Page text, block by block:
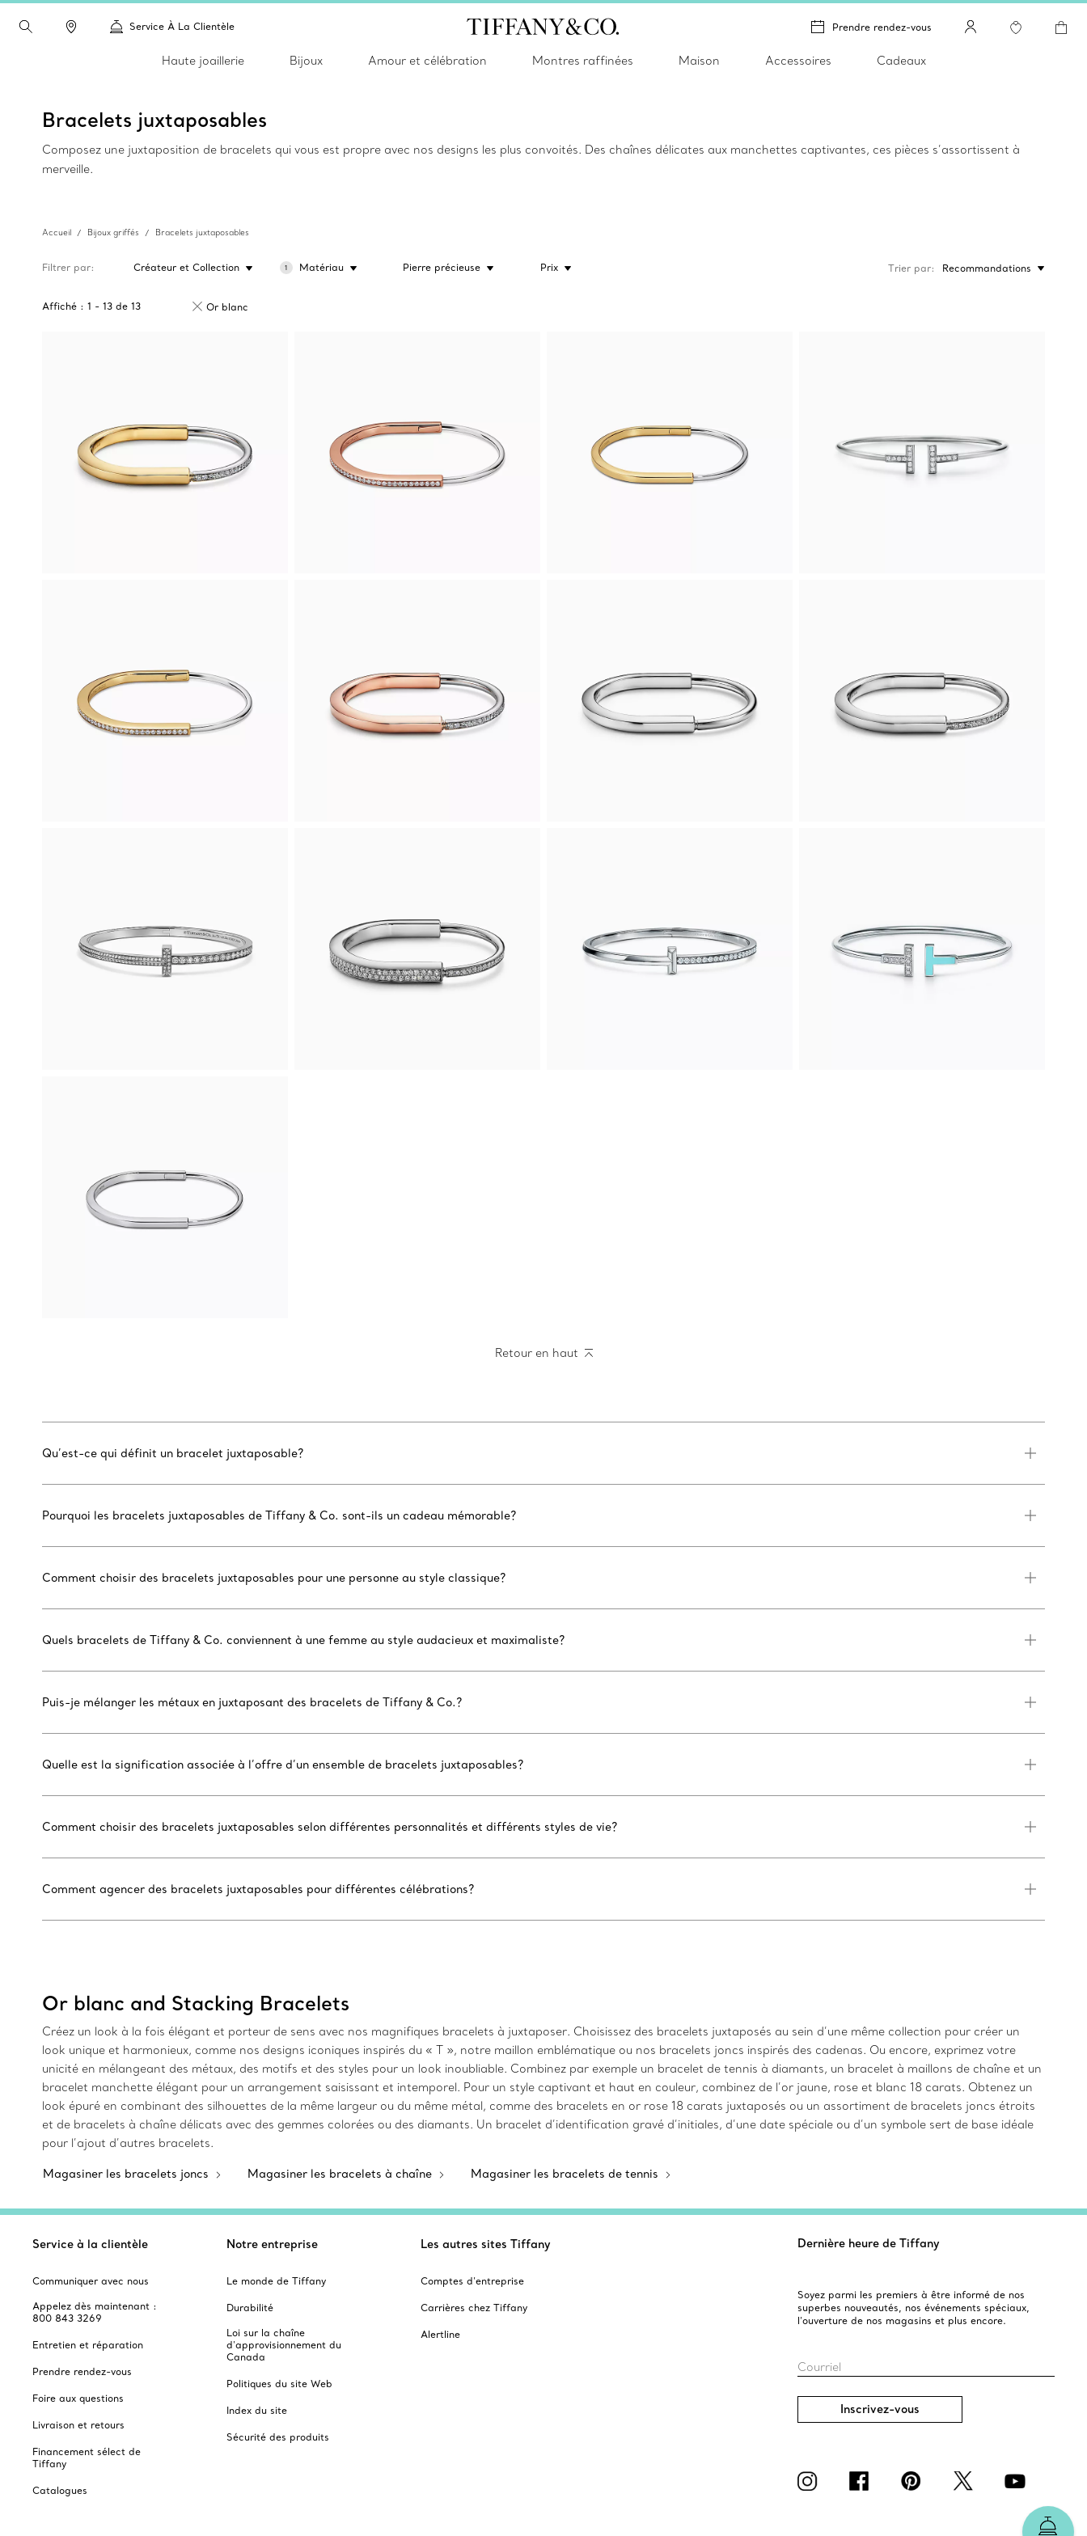
Service À La Clientèle Prendre rendez-vous
Haute joaillerie Bijoux Amour et célébration Montres raffinées Maison Accessoires Cadeaux
Bracelets juxtaposables
Composez une juxtaposition de bracelets qui vous est propre avec nos designs les plus convoités. Des chaînes délicates aux manchettes captivantes, ces pièces s’assortissent à
merveille.
Accueil Bijoux griffés Bracelets juxtaposables
Filtrer par Créateur et Collection 1 Matériau Pierre précieuse Prix
Affiché : 1 - 13 de 13 Or blanc
Trier par Recommandations
Retour en haut
Qu’est-ce qui définit un bracelet juxtaposable?
Pourquoi les bracelets juxtaposables de Tiffany & Co. sont-ils un cadeau mémorable?
Comment choisir des bracelets juxtaposables pour une personne au style classique?
Quels bracelets de Tiffany & Co. conviennent à une femme au style audacieux et maximaliste?
Puis-je mélanger les métaux en juxtaposant des bracelets de Tiffany & Co.?
Quelle est la signification associée à l’offre d’un ensemble de bracelets juxtaposables?
Comment choisir des bracelets juxtaposables selon différentes personnalités et différents styles de vie?
Comment agencer des bracelets juxtaposables pour différentes célébrations?
Or blanc and Stacking Bracelets
Créez un look à la fois élégant et porteur de sens avec nos magnifiques bracelets à juxtaposer. Choisissez des bracelets juxtaposés au sein d’une même collection pour créer un
look unique et harmonieux, comme nos designs iconiques inspirés du « T », notre maillon emblématique ou nos bracelets joncs inspirés des cadenas. Ou encore, exprimez votre
unicité en mélangeant des métaux, des motifs et des styles pour un look inoubliable. Combinez par exemple un bracelet de tennis à diamants, un bracelet à maillons de chaîne et un
bracelet manchette élégant pour un arrangement saisissant et intemporel. Pour un style captivant et haut en couleur, combinez de l’or jaune, rose et blanc 18 carats. Obtenez un
look épuré en combinant des silhouettes de la même largeur ou du même métal, comme des bracelets en or rose 18 carats juxtaposés ou un assortiment de bracelets joncs étroits
et de bracelets à chaîne délicats avec des gemmes colorées ou des diamants. Un bracelet d’identification gravé d’initiales, d’une date spéciale ou d’un symbole sert de base idéale
pour l’ajout d’autres bracelets.
Magasiner les bracelets joncs Magasiner les bracelets à chaîne Magasiner les bracelets de tennis
Service à la clientèle
Communiquer avec nous
Appelez dès maintenant :
800 843 3269
Entretien et réparation
Prendre rendez-vous
Foire aux questions
Livraison et retours
Financement sélect de
Tiffany
Catalogues
Notre entreprise
Le monde de Tiffany
Durabilité
Loi sur la chaîne
d'approvisionnement du
Canada
Politiques du site Web
Index du site
Sécurité des produits
Les autres sites Tiffany
Comptes d’entreprise
Carrières chez Tiffany
Alertline
Dernière heure de Tiffany
Soyez parmi les premiers à être informé de nos
superbes nouveautés, nos événements spéciaux,
l’ouverture de nos magasins et plus encore.
Courriel
Inscrivez-vous